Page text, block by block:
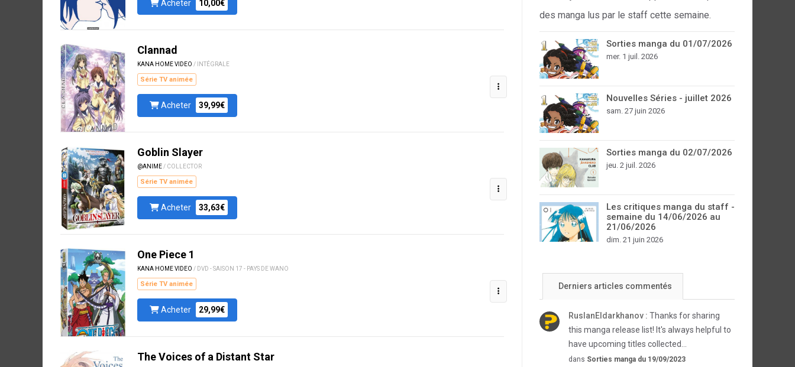
Acheter 10,00€
Clannad
KANA HOME VIDEO / INTÉGRALE
Série TV animée
Acheter 39,99€
Goblin Slayer
@ANIME / COLLECTOR
Série TV animée
Acheter 33,63€
One Piece 1
KANA HOME VIDEO / DVD - SAISON 17 - PAYS DE WANO
Série TV animée
Acheter 29,99€
The Voices of a Distant Star
des manga lus par le staff cette semaine.
Sorties manga du 01/07/2026
mer. 1 juil. 2026
Nouvelles Séries - juillet 2026
sam. 27 juin 2026
Sorties manga du 02/07/2026
jeu. 2 juil. 2026
Les critiques manga du staff -
semaine du 14/06/2026 au
21/06/2026
dim. 21 juin 2026
Derniers articles commentés
RuslanEldarkhanov : Thanks for sharing
this manga release list! It's always helpful to
have upcoming titles collected...
dans Sorties manga du 19/09/2023